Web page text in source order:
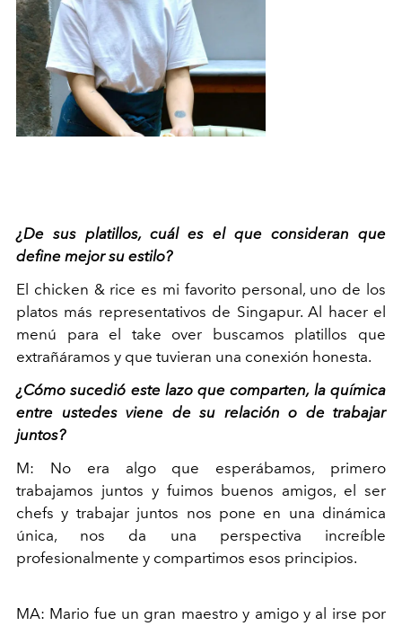
¿De sus platillos, cuál es el que consideran que
define mejor su estilo?
El chicken & rice es mi favorito personal, uno de los
platos más representativos de Singapur. Al hacer el
menú para el take over buscamos platillos que
extrañáramos y que tuvieran una conexión honesta.
¿Cómo sucedió este lazo que comparten, la química
entre ustedes viene de su relación o de trabajar
juntos?
M: No era algo que esperábamos, primero
trabajamos juntos y fuimos buenos amigos, el ser
chefs y trabajar juntos nos pone en una dinámica
única, nos da una perspectiva increíble
profesionalmente y compartimos esos principios.
MA: Mario fue un gran maestro y amigo y al irse por